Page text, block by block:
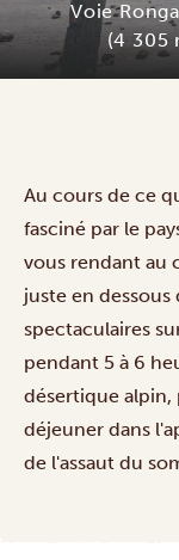
Voie
(4 305
Au cours de ce
fasciné par le
vous rendant au
juste en
spectaculaires
pendant 5 à 6
désertique alpin,
déjeuner dans
de l'assaut du